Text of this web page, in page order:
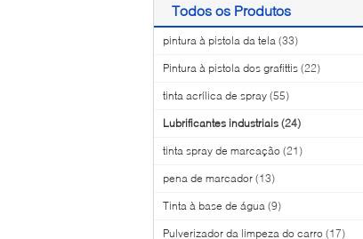
Todos os Produtos
pintura à pistola da tela (33)
Pintura à pistola dos grafittis (22)
tinta acrílica de spray (55)
Lubrificantes industriais (24)
tinta spray de marcação (21)
pena de marcador (13)
Tinta à base de água (9)
Pulverizador da limpeza do carro (17)